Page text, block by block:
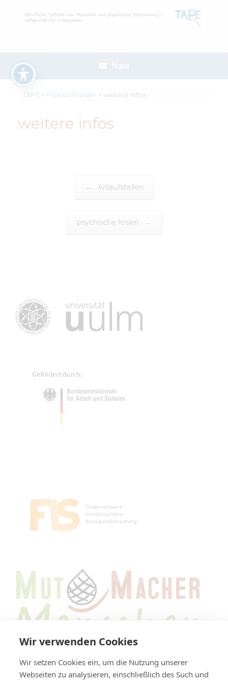
springen
TAPE > Flipbox Builder > weitere infos
weitere infos
← Anlaufstellen
psychische krisen →
Wir verwenden Cookies
Wir setzen Cookies ein, um die Nutzung unserer
Webseiten zu analysieren, einschließlich des Such und